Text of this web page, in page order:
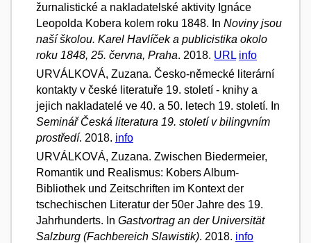
žurnalistické a nakladatelské aktivity Ignáce
Leopolda Kobera kolem roku 1848. In Noviny jsou
naší školou. Karel Havlíček a publicistika okolo
roku 1848, 25. června, Praha. 2018. URL info
URVÁLKOVÁ, Zuzana. Česko-německé literární
kontakty v české literatuře 19. století - knihy a
jejich nakladatelé ve 40. a 50. letech 19. století. In
Seminář Česká literatura 19. století v bilingvním
prostředí. 2018. info
URVÁLKOVÁ, Zuzana. Zwischen Biedermeier,
Romantik und Realismus: Kobers Album-
Bibliothek und Zeitschriften im Kontext der
tschechischen Literatur der 50er Jahre des 19.
Jahrhunderts. In Gastvortrag an der Universität
Salzburg (Fachbereich Slawistik). 2018. info